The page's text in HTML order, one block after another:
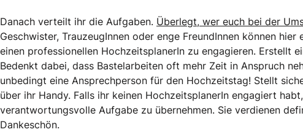
Danach verteilt ihr die Aufgaben. Überlegt, wer euch bei der
Geschwister, TrauzeugInnen oder enge FreundInnen können
einen professionellen HochzeitsplanerIn zu engagieren. Erstellt
Bedenkt dabei, dass Bastelarbeiten oft mehr Zeit in Anspruch
unbedingt eine Ansprechperson für den Hochzeitstag! Stellt
über ihr Handy. Falls ihr keinen HochzeitsplanerIn engagiert
verantwortungsvolle Aufgabe zu übernehmen. Sie verdienen
Dankeschön.